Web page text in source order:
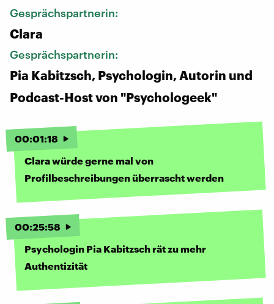
Gesprächspartnerin:
Clara
Gesprächspartnerin:
Pia Kabitzsch, Psychologin, Autorin und
Podcast-Host von "Psychologeek"
00:01:18
Clara würde gerne mal von
Profilbeschreibungen überrascht werden
00:25:58
Psychologin Pia Kabitzsch rät zu mehr
Authentizität